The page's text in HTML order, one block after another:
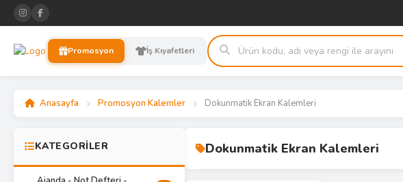
Promosyon İş Kıyafetleri
Anasayfa Promosyon Kalemler Dokunmatik Ekran Kalemleri
KATEGORİLER Dokunmatik Ekran Kalemleri